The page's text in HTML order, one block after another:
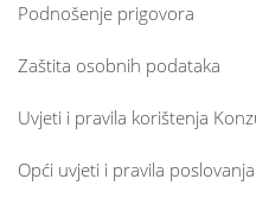
Podnošenje prigovora
Zaštita osobnih podataka
Uvjeti i pravila korištenja
Opći uvjeti i pravila